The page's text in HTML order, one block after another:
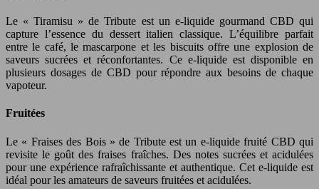
Le « Tiramisu » de Tribute est un e-liquide gourmand CBD qui
capture l’essence du dessert italien classique. L’équilibre parfait
entre le café, le mascarpone et les biscuits offre une explosion de
saveurs sucrées et réconfortantes. Ce e-liquide est disponible en
plusieurs dosages de CBD pour répondre aux besoins de chaque
vapoteur.
Fruitées
Le « Fraises des Bois » de Tribute est un e-liquide fruité CBD qui
revisite le goût des fraises fraîches. Des notes sucrées et acidulées
pour une expérience rafraîchissante et authentique. Cet e-liquide est
idéal pour les amateurs de saveurs fruitées et acidulées.